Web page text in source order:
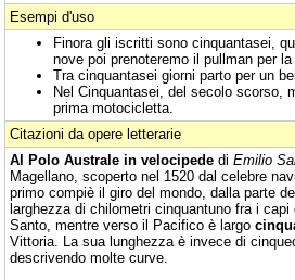
Esempi d'uso
Finora gli iscritti sono cinquantasei,
nove poi prenoteremo il pullman per la
Tra cinquantasei giorni parto per un
Nel Cinquantasei, del secolo scorso,
prima motocicletta.
Citazioni da opere letterarie
Al Polo Australe in velocipede di Emilio
Magellano, scoperto nel 1520 dal celebre
primo compiè il giro del mondo, dalla parte
larghezza di chilometri cinquantuno fra i
Santo, mentre verso il Pacifico è largo
Vittoria. La sua lunghezza è invece di
descrivendo molte curve.